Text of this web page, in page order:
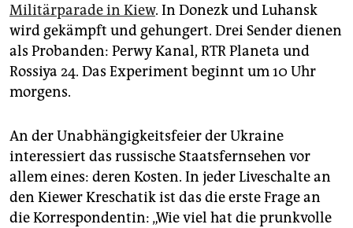
Militärparade in Kiew. In Donezk und Luhansk
wird gekämpft und gehungert. Drei Sender dienen
als Probanden: Perwy Kanal, RTR Planeta und
Rossiya 24. Das Experiment beginnt um 10 Uhr
morgens.
An der Unabhängigkeitsfeier der Ukraine
interessiert das russische Staatsfernsehen vor
allem eines: deren Kosten. In jeder Liveschalte an
den Kiewer Kreschatik ist das die erste Frage an
die Korrespondentin: „Wie viel hat die prunkvolle